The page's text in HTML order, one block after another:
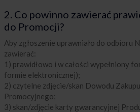
2. Co powinno zawierać
do Promocji?
Aby zgłoszenie uprawniało do odbioru
zawierać:
1) prawidłowo i w całości wypełniony
formie elektronicznej);
2) czytelne zdjęcie/skan Dowodu
Promocyjnego;
3) skan/zdjęcie karty gwarancyjnej